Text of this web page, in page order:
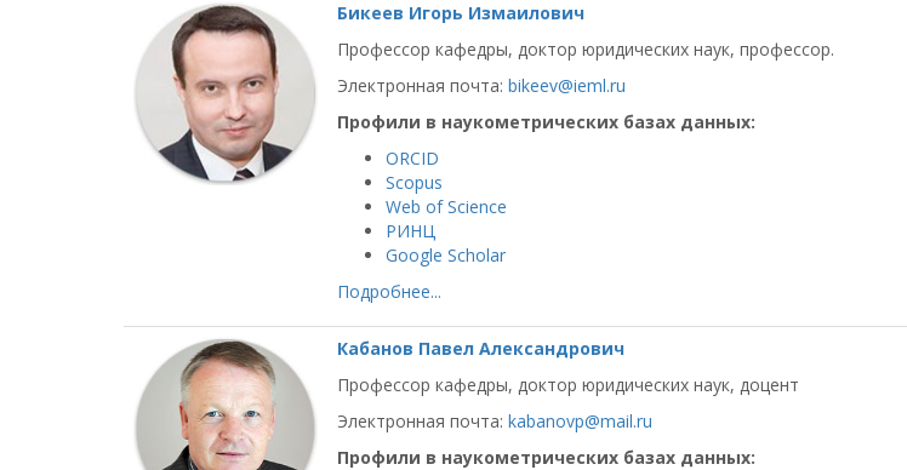
Бикеев Игорь Измаилович
Профессор кафедры, доктор юридических наук, профессор.
Электронная почта: bikeev@ieml.ru
Профили в наукометрических базах данных:
ORCID
Scopus
Web of Science
РИНЦ
Google Scholar
Подробнее...
Кабанов Павел Александрович
Профессор кафедры, доктор юридических наук, доцент
Электронная почта: kabanovp@mail.ru
Профили в наукометрических базах данных: